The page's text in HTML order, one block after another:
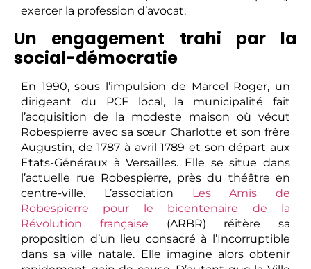
exercer la profession d’avocat.
Un engagement trahi par la
social-démocratie
En 1990, sous l’impulsion de Marcel Roger, un
dirigeant du PCF local, la municipalité fait
l’acquisition de la modeste maison où vécut
Robespierre avec sa sœur Charlotte et son frère
Augustin, de 1787 à avril 1789 et son départ aux
Etats-Généraux à Versailles. Elle se situe dans
l’actuelle rue Robespierre, près du théâtre en
centre-ville. L’association Les Amis de
Robespierre pour le bicentenaire de la
Révolution française (ARBR) réitère sa
proposition d’un lieu consacré à l’Incorruptible
dans sa ville natale. Elle imagine alors obtenir